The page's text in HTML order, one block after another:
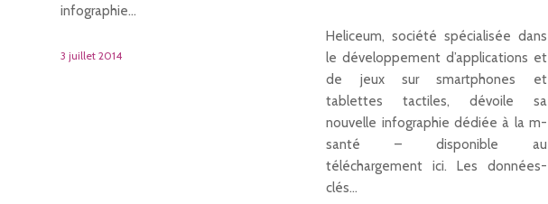
infographie…
3 juillet 2014
Heliceum, société spécialisée dans
le développement d’applications et
de jeux sur smartphones et
tablettes tactiles, dévoile sa
nouvelle infographie dédiée à la m-
santé – disponible au
téléchargement ici. Les données-
clés…